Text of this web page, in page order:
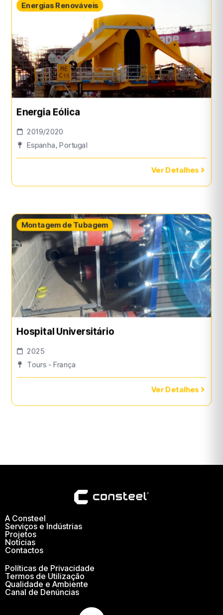
Energias Renováveis
Energia Eólica
2019/2020
Espanha, Portugal
Ver Detalhes
Montagem de Tubagem
Hospital Universitário
2025
Tours - França
Ver Detalhes
A Consteel
Serviços e Indústrias
Projetos
Notícias
Contactos
Políticas de Privacidade
Termos de Utilização
Qualidade e Ambiente
Canal de Denúncias